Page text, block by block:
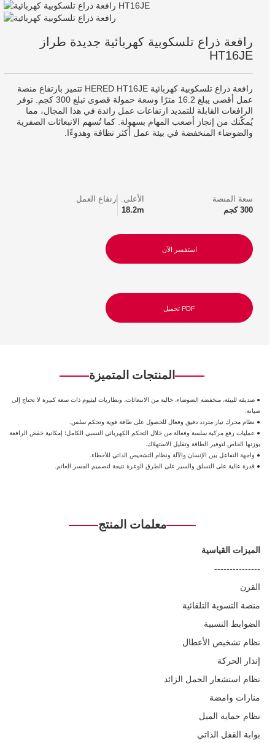
رافعة ذراع تلسكوبية كهربائية جديدة طراز
HT16JE
رافعة ذراع تلسكوبية كهربائية HERED HT16JE تتميز بارتفاع منصة
عمل أقصى يبلغ 16.2 مترًا وسعة حمولة قصوى تبلغ 300 كجم. توفر
الرافعات القابلة للتمديد ارتفاعات عمل رائدة في هذا المجال، مما
يُمكّنك من إنجاز أصعب المهام بسهولة. كما تُسهم الانبعاثات الصفرية
والضوضاء المنخفضة في بيئة عمل أكثر نظافة وهدوءًا.
سعة المنصة
300 كجم
الأعلى. ارتفاع العمل
18.2m
استفسر الآن
PDF تحميل
المنتجات المتميزة
● صديقة للبيئة، منخفضة الضوضاء، خالية من الانبعاثات، وبطاريات ليثيوم ذات سعة كبيرة لا تحتاج إلى
صيانة.
● نظام محرك تيار متردد دقيق وفعال للحصول على طاقة قوية وتحكم سلس.
● عمليات رفع مركبة سلسة وفعالة من خلال التحكم الكهربائي النسبي الكامل؛ إمكانية خفض الرافعة
بوزنها الخاص لتوفير الطاقة وتقليل الاستهلاك.
● واجهة التفاعل بين الإنسان والآلة ونظام التشخيص الذاتي للأخطاء.
● قدرة عالية على التسلق والسير على الطرق الوعرة نتيجة لتصميم الجسر العائم.
معلمات المنتج
الميزات القياسية
---------------
القرن
منصة التسوية التلقائية
الضوابط النسبية
نظام تشخيص الأعطال
إنذار الحركة
نظام استشعار الحمل الزائد
منارات وامضة
نظام حماية الميل
بوابة القفل الذاتي